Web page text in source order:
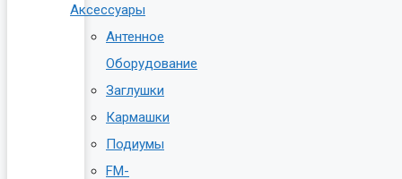
Аксессуары
Антенное
Оборудование
Заглушки
Кармашки
Подиумы
FM-